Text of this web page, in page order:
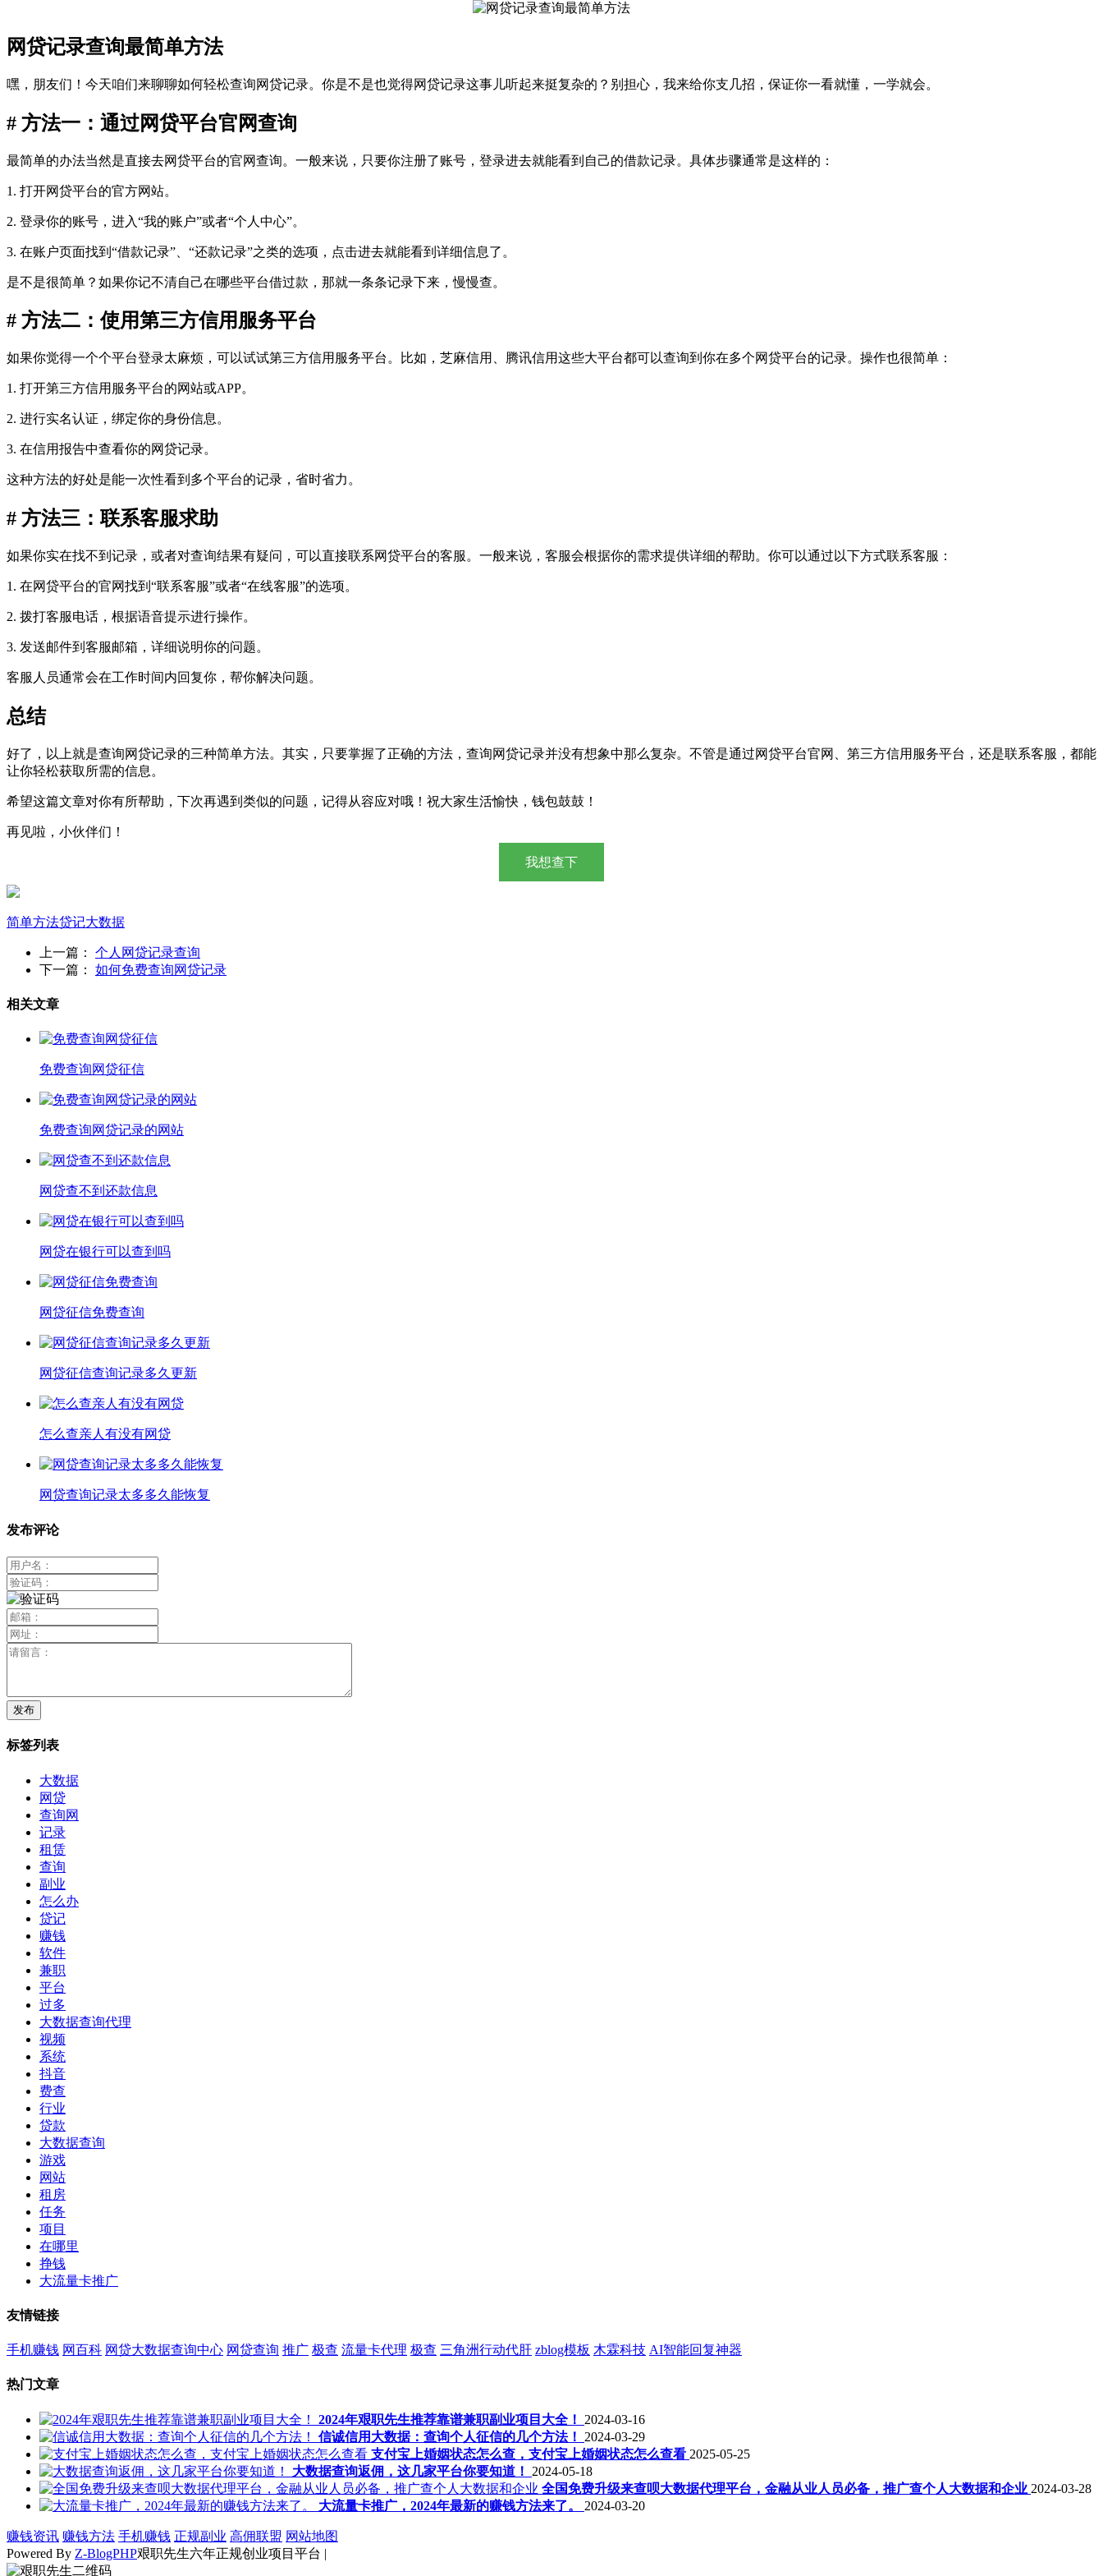
网贷记录查询最简单方法
嘿，朋友们！今天咱们来聊聊如何轻松查询网贷记录。你是不是也觉得网贷记录这事儿听起来挺复杂的？别担心，我来给你支几招，保证你一看就懂，一学就会。
# 方法一：通过网贷平台官网查询
最简单的办法当然是直接去网贷平台的官网查询。一般来说，只要你注册了账号，登录进去就能看到自己的借款记录。具体步骤通常是这样的：
1. 打开网贷平台的官方网站。
2. 登录你的账号，进入“我的账户”或者“个人中心”。
3. 在账户页面找到“借款记录”、“还款记录”之类的选项，点击进去就能看到详细信息了。
是不是很简单？如果你记不清自己在哪些平台借过款，那就一条条记录下来，慢慢查。
# 方法二：使用第三方信用服务平台
如果你觉得一个个平台登录太麻烦，可以试试第三方信用服务平台。比如，芝麻信用、腾讯信用这些大平台都可以查询到你在多个网贷平台的记录。操作也很简单：
1. 打开第三方信用服务平台的网站或APP。
2. 进行实名认证，绑定你的身份信息。
3. 在信用报告中查看你的网贷记录。
这种方法的好处是能一次性看到多个平台的记录，省时省力。
# 方法三：联系客服求助
如果你实在找不到记录，或者对查询结果有疑问，可以直接联系网贷平台的客服。一般来说，客服会根据你的需求提供详细的帮助。你可以通过以下方式联系客服：
1. 在网贷平台的官网找到“联系客服”或者“在线客服”的选项。
2. 拨打客服电话，根据语音提示进行操作。
3. 发送邮件到客服邮箱，详细说明你的问题。
客服人员通常会在工作时间内回复你，帮你解决问题。
总结
好了，以上就是查询网贷记录的三种简单方法。其实，只要掌握了正确的方法，查询网贷记录并没有想象中那么复杂。不管是通过网贷平台官网、第三方信用服务平台，还是联系客服，都能
让你轻松获取所需的信息。
希望这篇文章对你有所帮助，下次再遇到类似的问题，记得从容应对哦！祝大家生活愉快，钱包鼓鼓！
再见啦，小伙伴们！
我想查下
简单方法贷记大数据
上一篇：
个人网贷记录查询
下一篇：
如何免费查询网贷记录
相关文章
免费查询网贷征信
免费查询网贷记录的网站
网贷查不到还款信息
网贷在银行可以查到吗
网贷征信免费查询
网贷征信查询记录多久更新
怎么查亲人有没有网贷
网贷查询记录太多多久能恢复
发布评论
标签列表
大数据
网贷
查询网
记录
租赁
查询
副业
怎么办
贷记
赚钱
软件
兼职
平台
过多
大数据查询代理
视频
系统
抖音
费查
行业
贷款
大数据查询
游戏
网站
租房
任务
项目
在哪里
挣钱
大流量卡推广
友情链接
手机赚钱 网百科 网贷大数据查询中心 网贷查询 推广 极查 流量卡代理 极查 三角洲行动代肝 zblog模板 木霖科技 AI智能回复神器
热门文章
2024年艰职先生推荐靠谱兼职副业项目大全！
2024-03-16
信诚信用大数据：查询个人征信的几个方法！
2024-03-29
支付宝上婚姻状态怎么查，支付宝上婚姻状态怎么查看 2025-05-25
大数据查询返佣，这几家平台你要知道！
2024-05-18
全国免费升级来查呗大数据代理平台，金融从业人员必备，推广查个人大数据和企业 2024-03-28
大流量卡推广，2024年最新的赚钱方法来了。
2024-03-20
赚钱资讯 赚钱方法 手机赚钱 正规副业 高佣联盟 网站地图
Powered By Z-BlogPHP艰职先生六年正规创业项目平台 |